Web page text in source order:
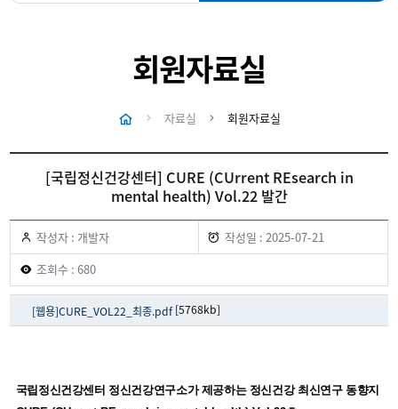
회원자료실
자료실 회원자료실
[국립정신건강센터] CURE (CUrrent REsearch in
mental health) Vol.22 발간
작성자 : 개발자
작성일 : 2025-07-21
조회수 : 680
[웹용]CURE_VOL22_최종.pdf[5768kb]
국립정신건강센터 정신건강연구소가 제공하는 정신건강 최신연구 동향지